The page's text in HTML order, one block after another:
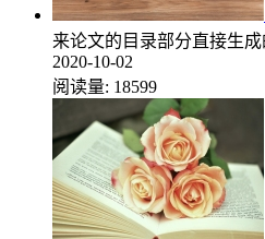
来论文的目录部分直接生
2020-10-02
阅读量: 18599